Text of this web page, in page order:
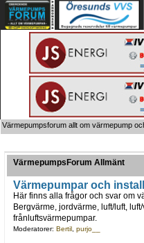
Värmepumpsforum allt om värmepump
VärmepumpsForum Allmänt
Värmepumpar och
Här finns alla frågor och svar om
Bergvärme, jordvärme, luft/luft,
frånluftsvärmepumpar.
Moderatorer: Bertil, purjo__